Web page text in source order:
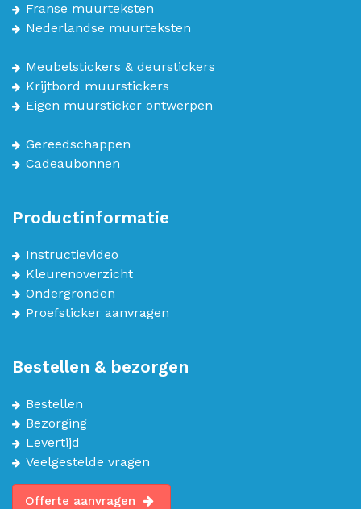
Franse muurteksten
Nederlandse muurteksten
Meubelstickers & deurstickers
Krijtbord muurstickers
Eigen muursticker ontwerpen
Gereedschappen
Cadeaubonnen
Productinformatie
Instructievideo
Kleurenoverzicht
Ondergronden
Proefsticker aanvragen
Bestellen & bezorgen
Bestellen
Bezorging
Levertijd
Veelgestelde vragen
Offerte aanvragen